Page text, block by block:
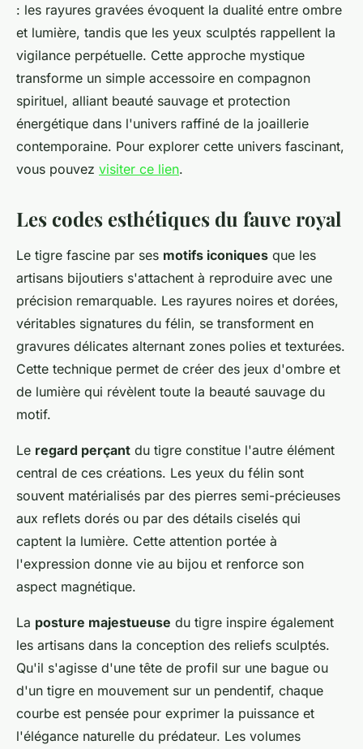
: les rayures gravées évoquent la dualité entre ombre
et lumière, tandis que les yeux sculptés rappellent la
vigilance perpétuelle. Cette approche mystique
transforme un simple accessoire en compagnon
spirituel, alliant beauté sauvage et protection
énergétique dans l'univers raffiné de la joaillerie
contemporaine. Pour explorer cette univers fascinant,
vous pouvez visiter ce lien.
Les codes esthétiques du fauve royal
Le tigre fascine par ses motifs iconiques que les
artisans bijoutiers s'attachent à reproduire avec une
précision remarquable. Les rayures noires et dorées,
véritables signatures du félin, se transforment en
gravures délicates alternant zones polies et texturées.
Cette technique permet de créer des jeux d'ombre et
de lumière qui révèlent toute la beauté sauvage du
motif.
Le regard perçant du tigre constitue l'autre élément
central de ces créations. Les yeux du félin sont
souvent matérialisés par des pierres semi-précieuses
aux reflets dorés ou par des détails ciselés qui
captent la lumière. Cette attention portée à
l'expression donne vie au bijou et renforce son
aspect magnétique.
La posture majestueuse du tigre inspire également
les artisans dans la conception des reliefs sculptés.
Qu'il s'agisse d'une tête de profil sur une bague ou
d'un tigre en mouvement sur un pendentif, chaque
courbe est pensée pour exprimer la puissance et
l'élégance naturelle du prédateur. Les volumes